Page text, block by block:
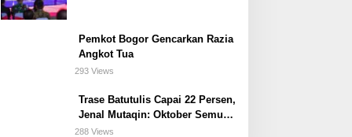
Pemkot Bogor Gencarkan Razia
Angkot Tua
293 Views
Trase Batutulis Capai 22 Persen,
Jenal Mutaqin: Oktober Semua
Harus Beres
288 Views